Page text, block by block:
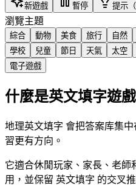
新遊戲 暫停 提示（
瀏覽主題
綜合 動物 美食 旅行 自然
學校
兒童 節日 天氣 太空
電子遊戲
什麼是英文填字遊
地理英文填字 會把答案库集
習更有方向。
它適合休閒玩家、家長、老
用，並保留 英文填字 的交叉